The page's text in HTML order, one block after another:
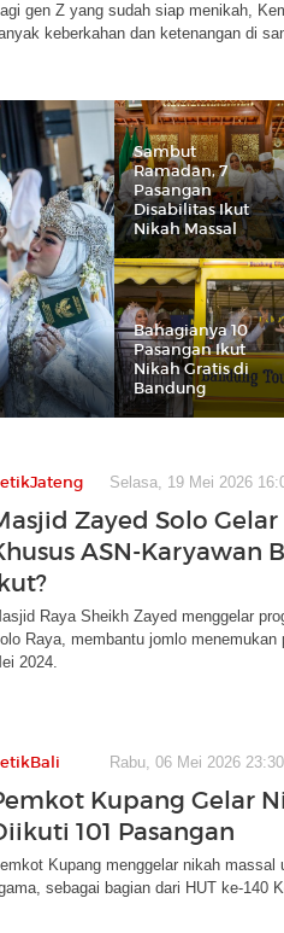
gen Z yang sudah siap menikah,
keberkahan dan ketenangan di
Sambut
Ramadan, 7
Pasangan
Disabilitas Ikut
Nikah Massal
Bahagianya 10
Pasangan Ikut
Nikah Gratis di
Bandung
Selasa, 19 Mei 2026
Zayed Solo
ASN-Karyawan
Raya Sheikh Zayed menggelar
Raya, membantu jomlo
2024.
Rabu, 06 Mei 2026
Kupang Gelar
101 Pasangan
Kupang menggelar nikah massal
sebagai bagian dari HUT ke-140